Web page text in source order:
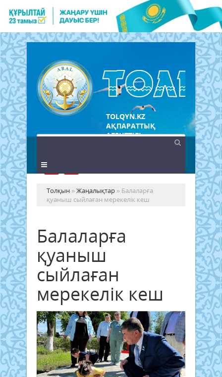
TOLQYN.KZ
АҚПАРАТТЫҚ
АГЕНТТІГІ
Толқын »Жаңалықтар » Балаларға
қуаныш сыйлаған мерекелік кеш
Балаларға
қуаныш
сыйлаған
мерекелік кеш